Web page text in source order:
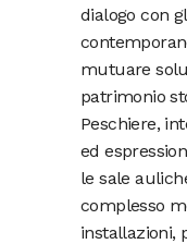
dialogo con
mutuare
patrimonio
Peschiere,
ed
le sale
complesso
installazioni,